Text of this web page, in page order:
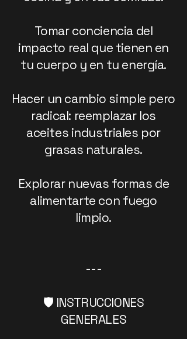
Tomar conciencia del
impacto real que tienen en
tu cuerpo y en tu energía.
Hacer un cambio simple pero
radical: reemplazar los
aceites industriales por
grasas naturales.
Explorar nuevas formas de
alimentarte con fuego
limpio.
---
🛡️ INSTRUCCIONES
GENERALES